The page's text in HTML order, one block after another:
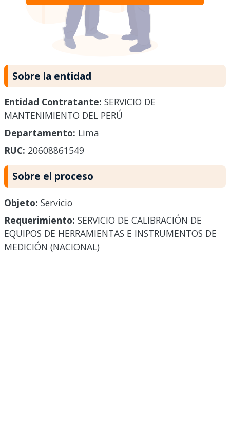
Sobre la entidad
Entidad Contratante: SERVICIO DE
MANTENIMIENTO DEL PERÚ
Departamento: Lima
RUC: 20608861549
Sobre el proceso
Objeto: Servicio
Requerimiento: SERVICIO DE CALIBRACIÓN DE
EQUIPOS DE HERRAMIENTAS E INSTRUMENTOS DE
MEDICIÓN (NACIONAL)